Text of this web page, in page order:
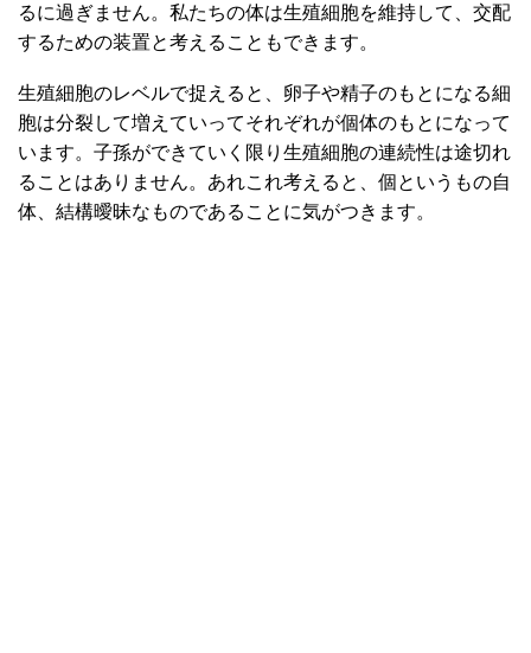
るに過ぎません。私たちの体は生殖細胞を維持して、交配
するための装置と考えることもできます。
生殖細胞のレベルで捉えると、卵子や精子のもとになる細
胞は分裂して増えていってそれぞれが個体のもとになって
います。子孫ができていく限り生殖細胞の連続性は途切れ
ることはありません。あれこれ考えると、個というもの自
体、結構曖昧なものであることに気がつきます。